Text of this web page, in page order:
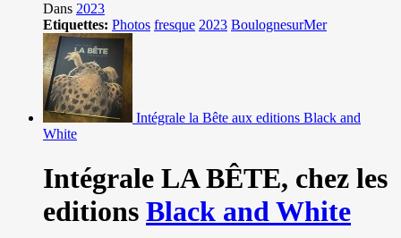
Dans 2023
Etiquettes: Photos fresque 2023 BoulognesurMer
Intégrale la Bête aux editions Black and
White
Intégrale LA BÊTE, chez les
editions Black and White